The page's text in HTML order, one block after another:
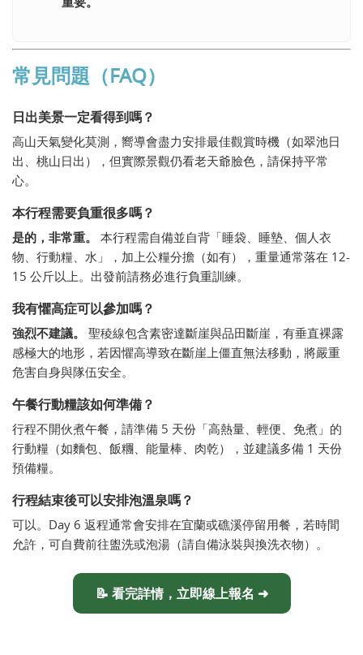
常見問題（FAQ）
日出美景一定看得到嗎？
高山天氣變化莫測，嚮導會盡力安排最佳觀賞時機（如翠池日
出、桃山日出），但實際景觀仍看老天爺臉色，請保持平常
心。
本行程需要負重很多嗎？
是的，非常重。
本行程需自備並自背「睡袋、睡墊、個人衣
物、行動糧、水」，加上公糧分擔（如有），重量通常落在 12-
15 公斤以上。出發前請務必進行負重訓練。
我有懼高症可以參加嗎？
強烈不建議。
聖稜線包含素密達斷崖與品田斷崖，有垂直裸露
感極大的地形，若因懼高導致在斷崖上僵直無法移動，將嚴重
危害自身與隊伍安全。
午餐行動糧該如何準備？
行程不開伙煮午餐，請準備 5 天份「高熱量、輕便、免煮」的
行動糧（如麵包、飯糰、能量棒、肉乾），並建議多備 1 天份
預備糧。
行程結束後可以安排泡溫泉嗎？
可以。Day 6 返程通常會安排在宜蘭或礁溪停留用餐，若時間
允許，可自費前往盥洗或泡湯（請自備泳裝與換洗衣物）。
📝 看完詳情，立即線上報名 ➜